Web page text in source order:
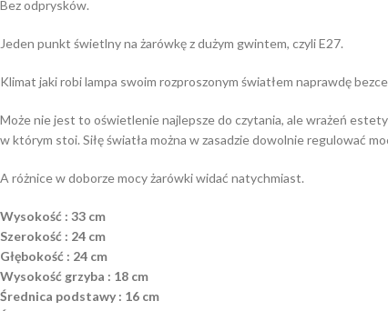
Bez odprysków.
Jeden punkt świetlny na żarówkę z dużym gwintem, czyli E27.
Klimat jaki robi lampa swoim rozproszonym światłem naprawdę
Może nie jest to oświetlenie najlepsze do czytania, ale wrażeń
w którym stoi. Siłę światła można w zasadzie dowolnie regulować
A różnice w doborze mocy żarówki widać natychmiast.
Wysokość : 33 cm
Szerokość : 24 cm
Głębokość : 24 cm
Wysokość grzyba : 18 cm
Średnica podstawy : 16 cm